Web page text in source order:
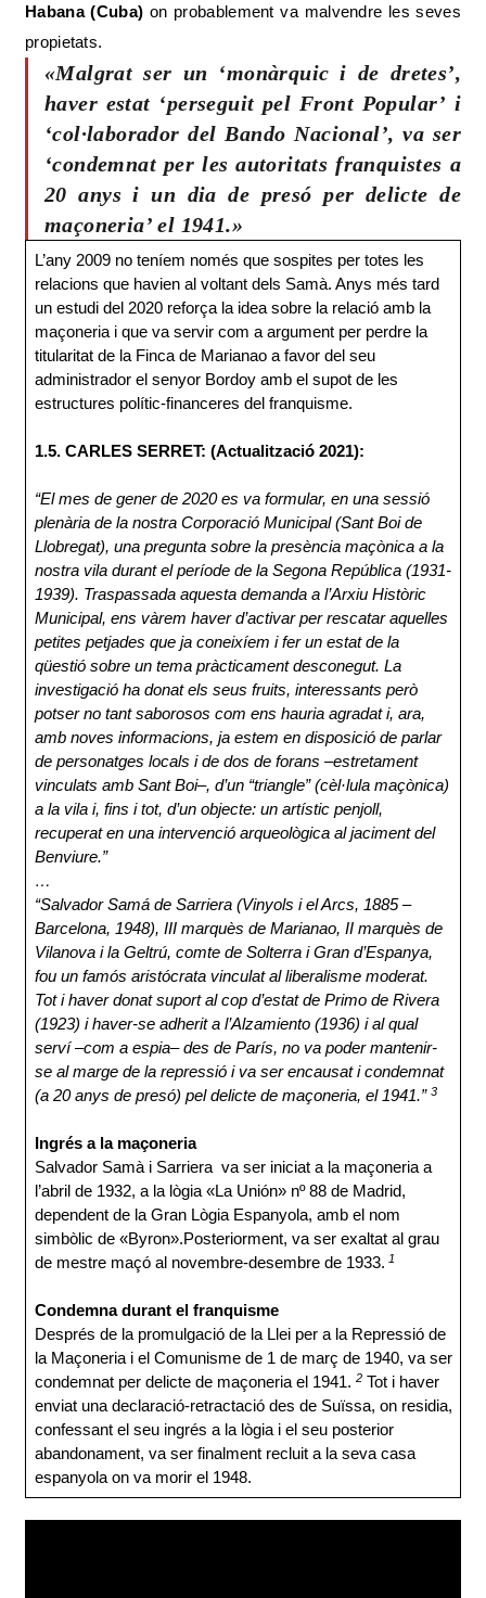
Habana (Cuba) on probablement va malvendre les seves
propietats.
«Malgrat ser un ‘monàrquic i de dretes’,
haver estat ‘perseguit pel Front Popular’ i
‘col·laborador del Bando Nacional’, va ser
‘condemnat per les autoritats franquistes a
20 anys i un dia de presó per delicte de
maçoneria’ el 1941.»
L’any 2009 no teníem només que sospites per totes les
relacions que havien al voltant dels Samà. Anys més tard
un estudi del 2020 reforça la idea sobre la relació amb la
maçoneria i que va servir com a argument per perdre la
titularitat de la Finca de Marianao a favor del seu
administrador el senyor Bordoy amb el supot de les
estructures polític-financeres del franquisme.
1.5. CARLES SERRET: (Actualització 2021):
“El mes de gener de 2020 es va formular, en una sessió
plenària de la nostra Corporació Municipal (Sant Boi de
Llobregat), una pregunta sobre la presència maçònica a la
nostra vila durant el període de la Segona República (1931-
1939). Traspassada aquesta demanda a l’Arxiu Històric
Municipal, ens vàrem haver d’activar per rescatar aquelles
petites petjades que ja coneixíem i fer un estat de la
qüestió sobre un tema pràcticament desconegut. La
investigació ha donat els seus fruits, interessants però
potser no tant saborosos com ens hauria agradat i, ara,
amb noves informacions, ja estem en disposició de parlar
de personatges locals i de dos de forans –estretament
vinculats amb Sant Boi–, d’un “triangle” (cèl·lula maçònica)
a la vila i, fins i tot, d’un objecte: un artístic penjoll,
recuperat en una intervenció arqueològica al jaciment del
Benviure.”
…
“Salvador Samá de Sarriera (Vinyols i el Arcs, 1885 –
Barcelona, 1948), III marquès de Marianao, II marquès de
Vilanova i la Geltrú, comte de Solterra i Gran d’Espanya,
fou un famós aristócrata vinculat al liberalisme moderat.
Tot i haver donat suport al cop d’estat de Primo de Rivera
(1923) i haver-se adherit a l’Alzamiento (1936) i al qual
serví –com a espia– des de París, no va poder mantenir-
se al marge de la repressió i va ser encausat i condemnat
(a 20 anys de presó) pel delicte de maçoneria, el 1941.” 3
Ingrés a la maçoneria
Salvador Samà i Sarriera va ser iniciat a la maçoneria a
l’abril de 1932, a la lògia «La Unión» nº 88 de Madrid,
dependent de la Gran Lògia Espanyola, amb el nom
simbòlic de «Byron».Posteriorment, va ser exaltat al grau
de mestre maçó al novembre-desembre de 1933. 1
Condemna durant el franquisme
Després de la promulgació de la Llei per a la Repressió de
la Maçoneria i el Comunisme de 1 de març de 1940, va ser
condemnat per delicte de maçoneria el 1941. 2Tot i haver
enviat una declaració-retractació des de Suïssa, on residia,
confessant el seu ingrés a la lògia i el seu posterior
abandonament, va ser finalment recluit a la seva casa
espanyola on va morir el 1948.